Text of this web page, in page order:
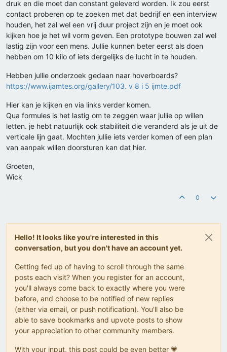
druk en die moet dan constant geleverd worden. Ik zou eerst
contact proberen op te zoeken met dat bedrijf en een interview
houden, het zal wel een vrij duur project zijn en je moet ook
kijken hoe je het wil vorm geven. Een prototype bouwen zal wel
lastig zijn voor een mens. Jullie kunnen beter eerst als doen
hebben om 10 kilo of iets dergelijks de lucht in te houden.
Hebben jullie onderzoek gedaan naar hoverboards?
https://www.ijamtes.org/gallery/103. v 8 i 5 ijmte.pdf
Hier kan je kijken en via links verder komen.
Qua formules is het lastig om te zeggen waar jullie op willen
letten. je hebt natuurlijk ook stabiliteit die veranderd als je uit de
verticale lijn gaat. Mochten jullie iets verder komen of een plan
van aanpak willen doorsturen kan dat hier.
Groeten,
Wick
0
Hello! It looks like you're interested in this
conversation, but you don't have an account yet.
Getting fed up of having to scroll through the same
posts each visit? When you register for an account,
you'll always come back to exactly where you were
before, and choose to be notified of new replies
(either via email, or push notification). You'll also be
able to save bookmarks and upvote posts to show
your appreciation to other community members.
With your input, this post could be even better 💗